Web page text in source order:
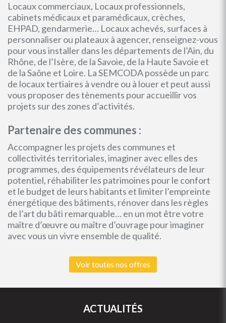
Locaux commerciaux, Locaux professionnels,
cabinets médicaux et paramédicaux, crèches,
EHPAD, gendarmerie… Locaux achevés, surfaces à
personnaliser ou plateaux à agencer, renseignez-vous
pour vous installer dans les départements de l’Ain, du
Rhône, de l’Isère, de la Savoie, de la Haute Savoie et
de la Saône et Loire. La SEMCODA possède un parc
de locaux tertiaires à vendre ou à louer et peut aussi
vous proposer des tènements pour accueillir vos
projets sur des zones d’activités.
Partenaire des communes :
Accompagner les projets des communes et
collectivités territoriales, imaginer avec elles des
programmes, des équipements révélateurs de leur
potentiel, réhabiliter les patrimoines pour le confort
et le budget de leurs habitants et limiter l’empreinte
énergétique des bâtiments, rénover dans les règles
de l’art du bâti remarquable… en un mot être votre
maître d’œuvre ou maître d’ouvrage pour imaginer
avec vous un vivre ensemble de qualité.
Voir toutes nos offres
ACTUALITÉS